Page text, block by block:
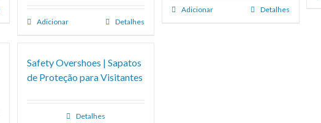
Adicionar Detalhes
Adicionar Detalhes
Safety Overshoes | Sapatos
de Proteção para Visitantes
Detalhes